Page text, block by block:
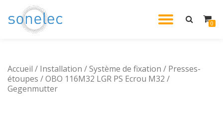
Aller
0
Accueil / Installation /Système de fixation / Presses-
étoupes / OBO 116M32 LGR PS Ecrou M32 /
Gegenmutter